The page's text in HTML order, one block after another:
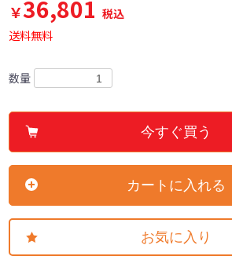
￥36,801 税込
送料無料
数量
今すぐ買う
カートに入れる
お気に入り